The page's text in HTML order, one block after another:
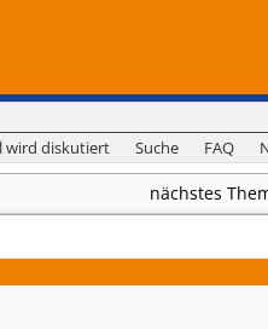
wird diskutiert Suche FAQ
nächstes